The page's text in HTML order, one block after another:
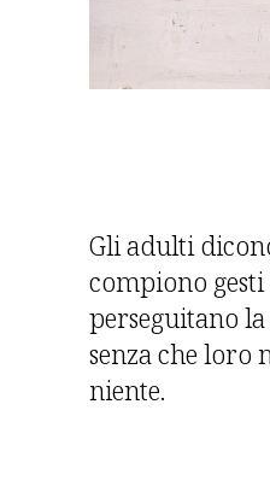
Gli adulti
compiono gesti
perseguitano
senza che loro
niente.